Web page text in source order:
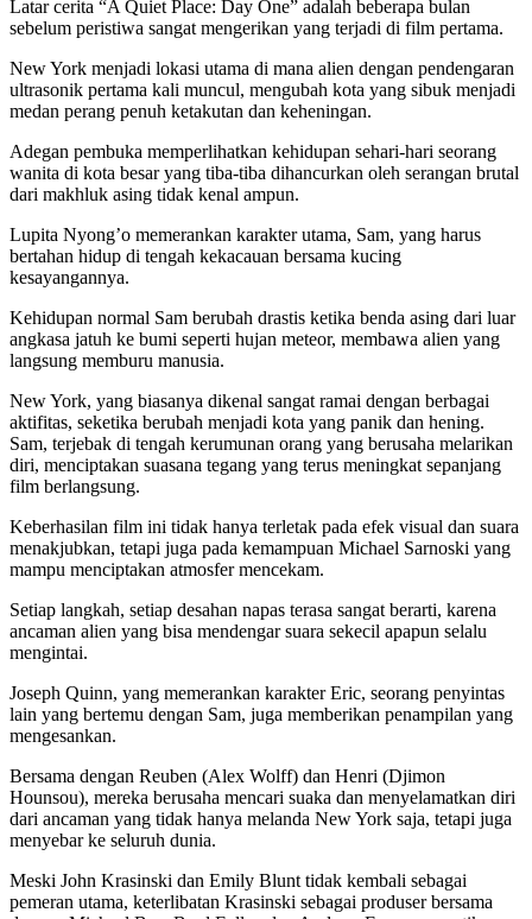
Latar cerita “A Quiet Place: Day One” adalah beberapa bulan
sebelum peristiwa sangat mengerikan yang terjadi di film pertama.
New York menjadi lokasi utama di mana alien dengan pendengaran
ultrasonik pertama kali muncul, mengubah kota yang sibuk menjadi
medan perang penuh ketakutan dan keheningan.
Adegan pembuka memperlihatkan kehidupan sehari-hari seorang
wanita di kota besar yang tiba-tiba dihancurkan oleh serangan brutal
dari makhluk asing tidak kenal ampun.
Lupita Nyong’o memerankan karakter utama, Sam, yang harus
bertahan hidup di tengah kekacauan bersama kucing
kesayangannya.
Kehidupan normal Sam berubah drastis ketika benda asing dari luar
angkasa jatuh ke bumi seperti hujan meteor, membawa alien yang
langsung memburu manusia.
New York, yang biasanya dikenal sangat ramai dengan berbagai
aktifitas, seketika berubah menjadi kota yang panik dan hening.
Sam, terjebak di tengah kerumunan orang yang berusaha melarikan
diri, menciptakan suasana tegang yang terus meningkat sepanjang
film berlangsung.
Keberhasilan film ini tidak hanya terletak pada efek visual dan suara
menakjubkan, tetapi juga pada kemampuan Michael Sarnoski yang
mampu menciptakan atmosfer mencekam.
Setiap langkah, setiap desahan napas terasa sangat berarti, karena
ancaman alien yang bisa mendengar suara sekecil apapun selalu
mengintai.
Joseph Quinn, yang memerankan karakter Eric, seorang penyintas
lain yang bertemu dengan Sam, juga memberikan penampilan yang
mengesankan.
Bersama dengan Reuben (Alex Wolff) dan Henri (Djimon
Hounsou), mereka berusaha mencari suaka dan menyelamatkan diri
dari ancaman yang tidak hanya melanda New York saja, tetapi juga
menyebar ke seluruh dunia.
Meski John Krasinski dan Emily Blunt tidak kembali sebagai
pemeran utama, keterlibatan Krasinski sebagai produser bersama